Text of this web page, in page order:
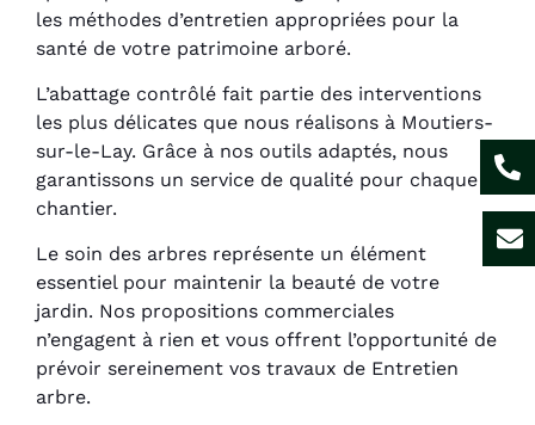
les méthodes d’entretien appropriées pour la
santé de votre patrimoine arboré.
L’abattage contrôlé fait partie des interventions
les plus délicates que nous réalisons à Moutiers-
sur-le-Lay. Grâce à nos outils adaptés, nous
garantissons un service de qualité pour chaque
chantier.
Le soin des arbres représente un élément
essentiel pour maintenir la beauté de votre
jardin. Nos propositions commerciales
n’engagent à rien et vous offrent l’opportunité de
prévoir sereinement vos travaux de Entretien
arbre.